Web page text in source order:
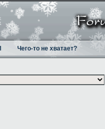
Чего-то не хватает?